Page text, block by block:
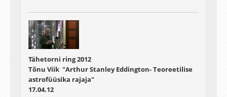
Tähetorni ring 2012
Tõnu Viik "Arthur Stanley Eddington- Teoreetilise
astrofüüsika rajaja"
17.04.12